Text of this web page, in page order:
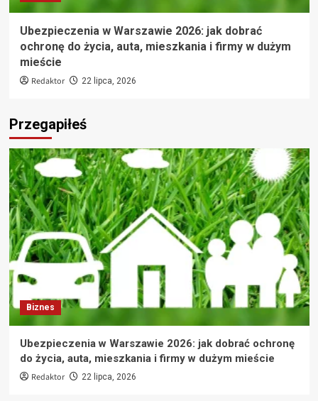
Ubezpieczenia w Warszawie 2026: jak dobrać
ochronę do życia, auta, mieszkania i firmy w dużym
mieście
Redaktor 22 lipca, 2026
Przegapiłeś
Biznes
Ubezpieczenia w Warszawie 2026: jak dobrać ochronę
do życia, auta, mieszkania i firmy w dużym mieście
Redaktor 22 lipca, 2026